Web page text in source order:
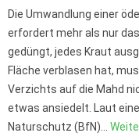
Die Umwandlung einer
erfordert mehr als nur
gedüngt, jedes Kraut
Fläche verblasen hat,
Verzichts auf die Mahd
etwas ansiedelt. Laut
Naturschutz (BfN)…